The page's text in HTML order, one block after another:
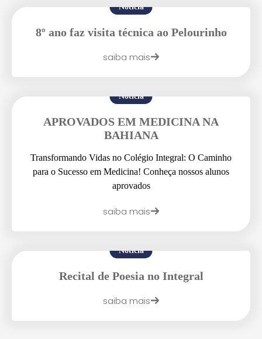
Notícia
8º ano faz visita técnica ao Pelourinho
saiba mais
Notícia
APROVADOS EM MEDICINA NA
BAHIANA
Transformando Vidas no Colégio Integral: O Caminho
para o Sucesso em Medicina! Conheça nossos alunos
aprovados
saiba mais
Notícia
Recital de Poesia no Integral
saiba mais